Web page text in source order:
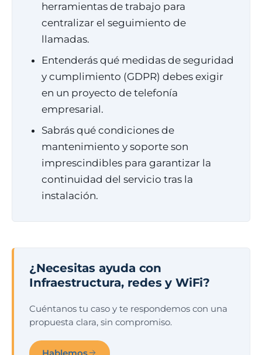
herramientas de trabajo para
centralizar el seguimiento de
llamadas.
Entenderás qué medidas de seguridad
y cumplimiento (GDPR) debes exigir
en un proyecto de telefonía
empresarial.
Sabrás qué condiciones de
mantenimiento y soporte son
imprescindibles para garantizar la
continuidad del servicio tras la
instalación.
¿Necesitas ayuda con
Infraestructura, redes y WiFi?
Cuéntanos tu caso y te respondemos con una
propuesta clara, sin compromiso.
Hablemos